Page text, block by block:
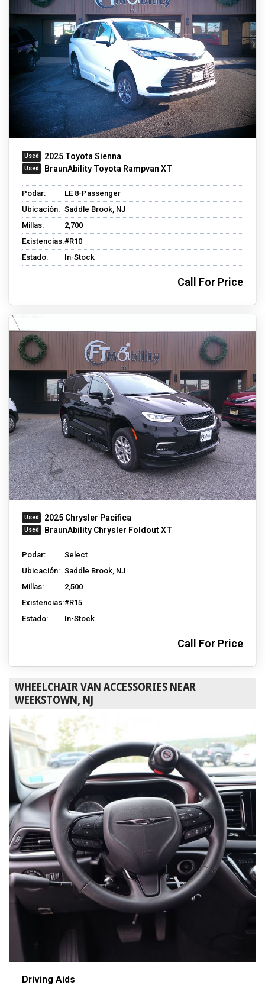
2025 Toyota Sienna
BraunAbility Toyota Rampvan XT
Podar:
LE 8-Passenger
Ubicación: Saddle Brook, NJ
Millas:
2,700
Existencias:#R10
Estado:
In-Stock
Call For Price
2025 Chrysler Pacifica
BraunAbility Chrysler Foldout XT
Podar:
Select
Ubicación: Saddle Brook, NJ
Millas:
2,500
Existencias:#R15
Estado:
In-Stock
Call For Price
WHEELCHAIR VAN ACCESSORIES NEAR
WEEKSTOWN, NJ
Driving Aids